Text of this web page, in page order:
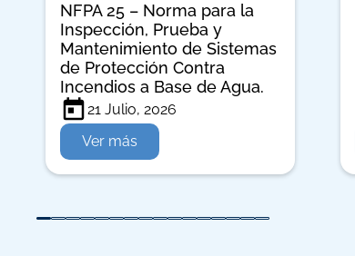
NFPA 25 – Norma para la
Inspección, Prueba y
Mantenimiento de Sistemas
de Protección Contra
Incendios a Base de Agua.
21 Julio, 2026
Ver más